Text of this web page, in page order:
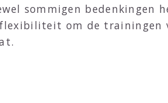
sommigen bedenkingen
om de trainingen